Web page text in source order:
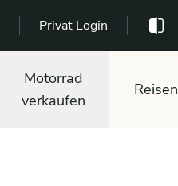
Privat Login
Motorrad
verkaufen
Reisen